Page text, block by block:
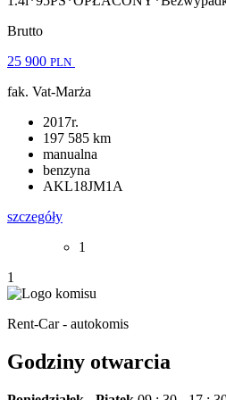
Brutto
25 900 PLN
fak. Vat-Marża
2017r.
197 585 km
manualna
benzyna
AKL18JM1A
szczegóły
1
1
Rent-Car - autokomis
Godziny otwarcia